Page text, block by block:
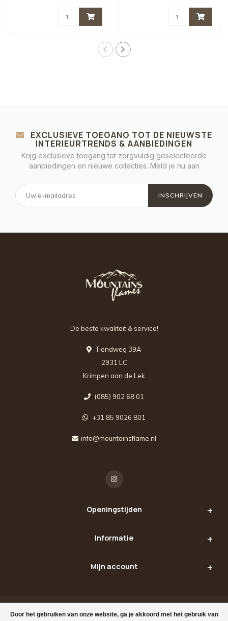
Door het gebruiken van onze website, ga je akkoord met het gebruik van
EXCLUSIEVE TOEGANG TOT DE NIEUWSTE
INTERIEURTRENDS & AANBIEDINGEN
Krijg exclusieve toegang tot zorgvuldig geselecteerde
aanbiedingen en nieuwe collecties. Meld je nu aan
INSCHRIJVEN
De beste kwaliteit & service!
Tiendweg 39A
2931 LC
Krimpen aan de Lek
(085) 902 68 01
+31 85 9026 801
info@mountainsflame.nl
Openingstijden
Informatie
Mijn account